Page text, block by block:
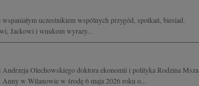
uczestnikiem wspólnych przygód, spotkań, biesiad.
Jackowi i wnukom wyrazy...
Andrzeja Olechowskiego doktora ekonomii i polityka Rodzina Msza
w Wilanowie w środę 6 maja 2026 roku o...